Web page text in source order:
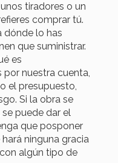
tiradores o un
comprar tú.
dónde lo has
que suministrar.
es
nuestra cuenta,
el presupuesto,
Si la obra se
puede dar el
que posponer
ninguna gracia
algún tipo de